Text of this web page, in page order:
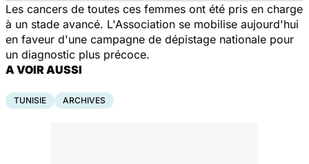
Les cancers de toutes ces femmes ont été pris en charge
à un stade avancé. L'Association se mobilise aujourd'hui
en faveur d'une campagne de dépistage nationale pour
un diagnostic plus précoce.
A VOIR AUSSI
TUNISIE ARCHIVES